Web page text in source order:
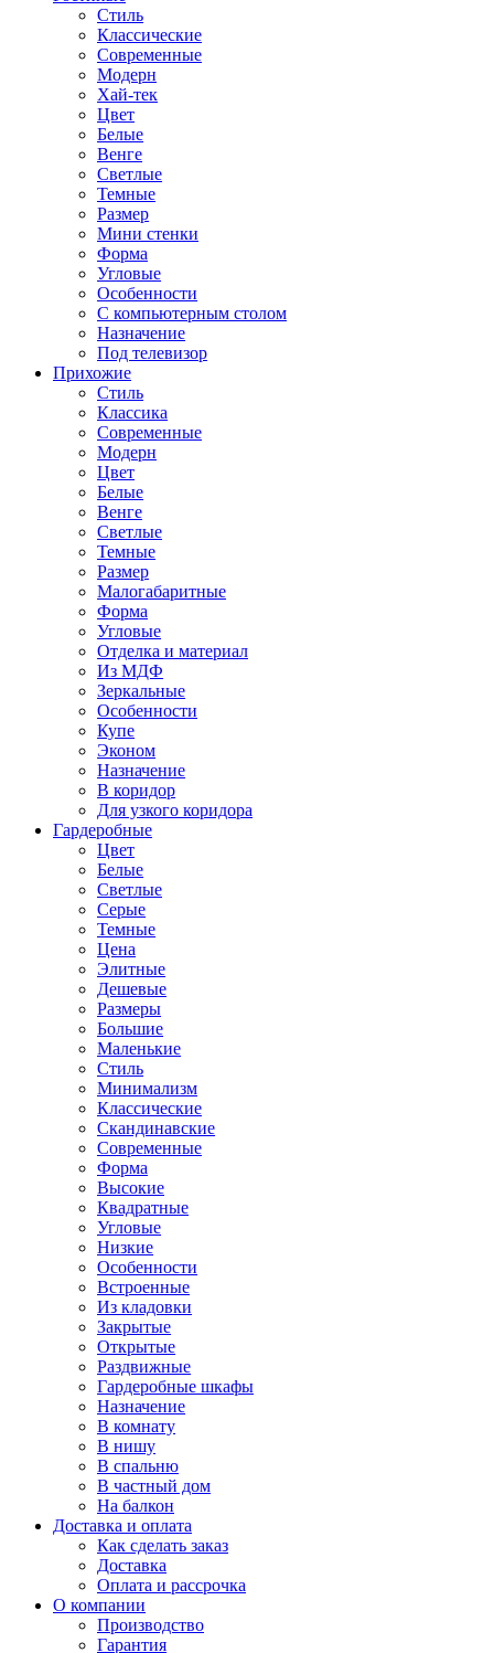
Стиль
Классические
Современные
Модерн
Хай-тек
Цвет
Белые
Венге
Светлые
Темные
Размер
Мини стенки
Форма
Угловые
Особенности
С компьютерным столом
Назначение
Под телевизор
Прихожие
Стиль
Классика
Современные
Модерн
Цвет
Белые
Венге
Светлые
Темные
Размер
Малогабаритные
Форма
Угловые
Отделка и материал
Из МДФ
Зеркальные
Особенности
Купе
Эконом
Назначение
В коридор
Для узкого коридора
Гардеробные
Цвет
Белые
Светлые
Серые
Темные
Цена
Элитные
Дешевые
Размеры
Большие
Маленькие
Стиль
Минимализм
Классические
Скандинавские
Современные
Форма
Высокие
Квадратные
Угловые
Низкие
Особенности
Встроенные
Из кладовки
Закрытые
Открытые
Раздвижные
Гардеробные шкафы
Назначение
В комнату
В нишу
В спальню
В частный дом
На балкон
Доставка и оплата
Как сделать заказ
Доставка
Оплата и рассрочка
О компании
Производство
Гарантия